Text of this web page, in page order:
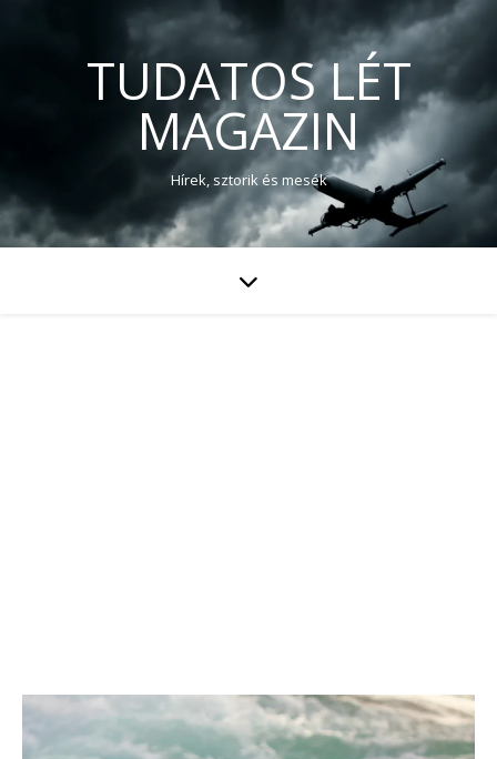
TUDATOS LÉT
MAGAZIN
Hírek, sztorik és mesék